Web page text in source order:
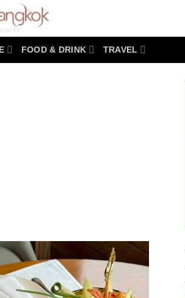
FOOD & DRINK TRAVEL